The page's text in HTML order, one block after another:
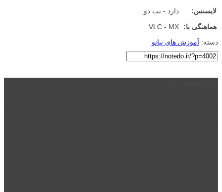
لایسنس:
دارد - نت دو
هماهنگی با:
VLC - MX
دسته: آموزش های پیانو